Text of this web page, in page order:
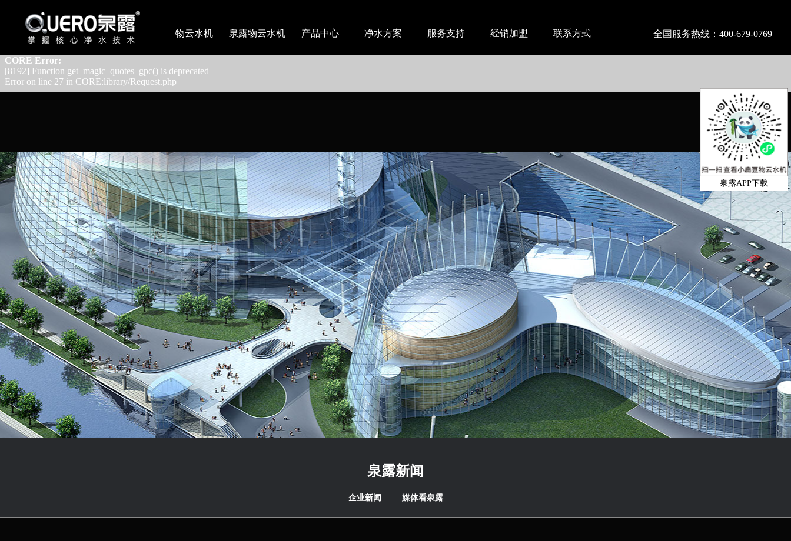
CORE Error:
[8192] Array and string offset access syntax with curly braces is deprecated
Error on line 181 in CORE:library/Utils.php
CORE Error:
[8192] Function get_magic_quotes_gpc() is deprecated
Error on line 27 in CORE:library/Request.php
物云水机 泉露物云水机 产品中心 净水方案 服务支持 经销加盟 联系方式 全国服务热线： 400-679-0769
泉露新闻
企业新闻 媒体看泉露
泉露APP下载